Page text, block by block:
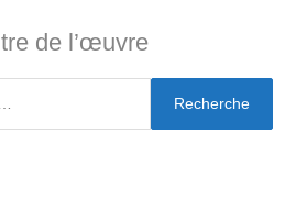
de l’œuvre
Recherche